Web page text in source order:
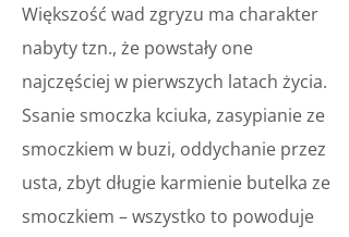
Większość wad zgryzu ma charakter
nabyty tzn., że powstały one
najczęściej w pierwszych latach życia.
Ssanie smoczka kciuka, zasypianie ze
smoczkiem w buzi, oddychanie przez
usta, zbyt długie karmienie butelka ze
smoczkiem – wszystko to powoduje